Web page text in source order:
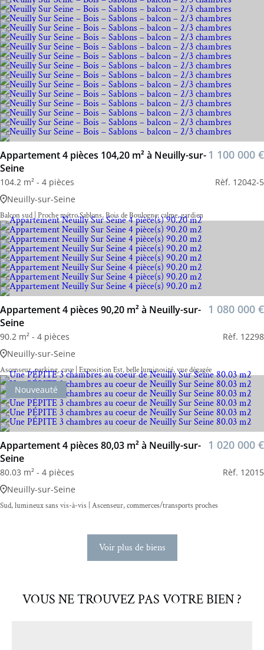
Appartement 4 pièces 104,20 m² à Neuilly-sur-
Seine
1 100 000 €
104.2 m² - 4 pièces
Rèf. 12042-5
Neuilly-sur-Seine
Balcon sud | Proche métro Sablons, Bois de Boulogne; calme, gardien
Appartement 4 pièces 90,20 m² à Neuilly-sur-
Seine
1 080 000 €
90.2 m² - 4 pièces
Rèf. 12298
Neuilly-sur-Seine
Ascenseur, parking, cave | Exposition Est, belle luminosité, vue dégagée
Nouveauté
Appartement 4 pièces 80,03 m² à Neuilly-sur-
Seine
1 020 000 €
80.03 m² - 4 pièces
Rèf. 12015
Neuilly-sur-Seine
Sud, lumineux sans vis-à-vis | Ascenseur, commerces/transports proches
Voir plus de biens
VOUS NE TROUVEZ PAS VOTRE BIEN ?